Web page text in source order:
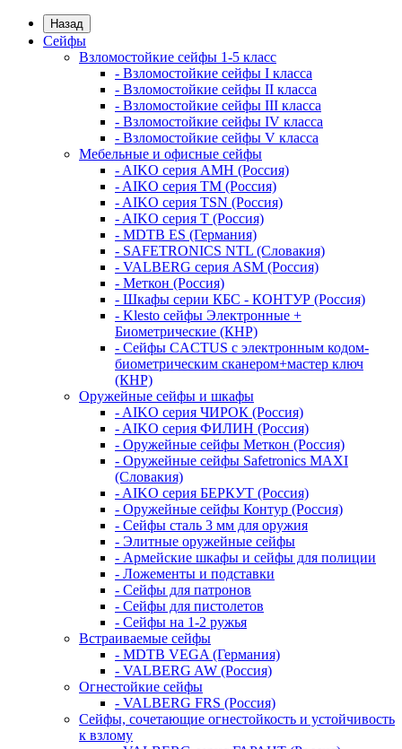
Назад
Сейфы
Взломостойкие сейфы 1-5 класс
- Взломостойкие сейфы I класса
- Взломостойкие сейфы II класса
- Взломостойкие сейфы III класса
- Взломостойкие сейфы IV класса
- Взломостойкие сейфы V класса
Мебельные и офисные сейфы
- AIKO серия AMH (Россия)
- AIKO серия TM (Россия)
- AIKO серия TSN (Россия)
- AIKO серия Т (Россия)
- MDTB ES (Германия)
- SAFETRONICS NTL (Словакия)
- VALBERG серия ASM (Россия)
- Меткон (Россия)
- Шкафы серии КБС - КОНТУР (Россия)
- Klesto сейфы Электронные +
Биометрические (КНР)
- Сейфы CACTUS с электронным кодом-
биометрическим сканером+мастер ключ
(КНР)
Оружейные сейфы и шкафы
- AIKO серия ЧИРОК (Россия)
- AIKO серия ФИЛИН (Россия)
- Оружейные сейфы Меткон (Россия)
- Оружейные сейфы Safetronics MAXI
(Словакия)
- AIKO серия БЕРКУТ (Россия)
- Оружейные сейфы Контур (Россия)
- Сейфы сталь 3 мм для оружия
- Элитные оружейные сейфы
- Армейские шкафы и сейфы для полиции
- Ложементы и подставки
- Сейфы для патронов
- Сейфы для пистолетов
- Сейфы на 1-2 ружья
Встраиваемые сейфы
- MDTB VEGA (Германия)
- VALBERG AW (Россия)
Огнестойкие сейфы
- VALBERG FRS (Россия)
Сейфы, сочетающие огнестойкость и устойчивость
к взлому